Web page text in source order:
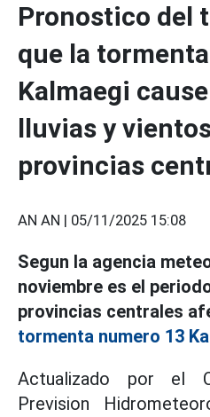
Pronostico del
que la
Kalmaegi
lluvias y
provincias
AN AN | 05/11/2025 15:08
Segun la agencia
noviembre es el
provincias centrales
tormenta numero 13
Actualizado por el
Prevision